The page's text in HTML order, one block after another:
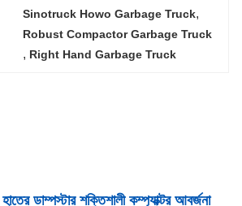
Sinotruck Howo Garbage Truck,
Robust Compactor Garbage Truck
, Right Hand Garbage Truck
ডাম্পস্টার শক্তিশালী কম্প্যাক্টর আবর্জনা